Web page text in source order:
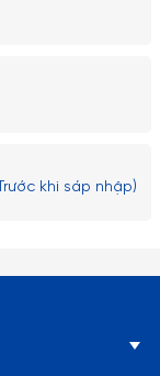
khi sáp nhập)